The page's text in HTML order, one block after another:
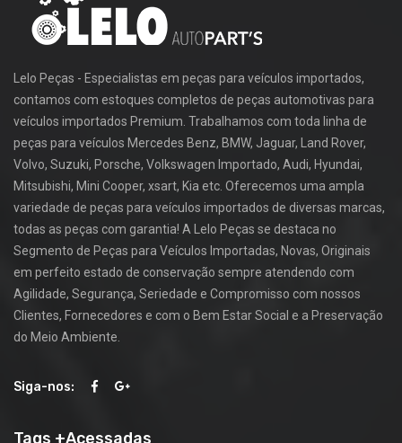
Lelo Peças - Especialistas em peças para veículos importados,
contamos com estoques completos de peças automotivas para
veículos importados Premium. Trabalhamos com toda linha de
peças para veículos Mercedes Benz, BMW, Jaguar, Land Rover,
Volvo, Suzuki, Porsche, Volkswagen Importado, Audi, Hyundai,
Mitsubishi, Mini Cooper, xsart, Kia etc. Oferecemos uma ampla
variedade de peças para veículos importados de diversas marcas,
todas as peças com garantia! A Lelo Peças se destaca no
Segmento de Peças para Veículos Importadas, Novas, Originais
em perfeito estado de conservação sempre atendendo com
Agilidade, Segurança, Seriedade e Compromisso com nossos
Clientes, Fornecedores e com o Bem Estar Social e a Preservação
do Meio Ambiente.
Siga-nos:
Tags +Acessadas